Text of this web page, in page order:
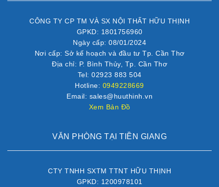
CÔNG TY CP TM VÀ SX NỘI THẤT HỮU THỊNH
GPKD: 1801756960
Ngày cấp: 08/01/2024
Nơi cấp: Sở kế hoạch và đầu tư Tp. Cần Thơ
Địa chỉ: P. Bình Thủy, Tp. Cần Thơ
Tel: 02923 883 504
Hotline: 0949228669
Email: sales@huuthinh.vn
Xem Bản Đồ
VĂN PHÒNG TẠI TIỀN GIANG
CTY TNHH SXTM TTNT HỮU THỊNH
GPKD: 1200978101